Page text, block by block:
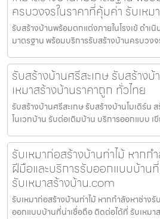
ครบวงจรในราคาที่คุ้มค่า รับเห
รับสร้างบ้านพร้อมตกแต่งภายในโรงเข้ ดำเ
มาตรฐาน พร้อมบริการรับสร้างบ้านครบวง
รับสร้างบ้านศรีสะเกษ รับสร้าง
เหมาสร้างบ้านราคาถูก ทั่วไทย
รับสร้างบ้านศรีสะเกษ รับสร้างบ้านโมเดิร์น
โนเวทบ้าน รับต่อเติมบ้าน บริการออกแบบ
รับเหมาก่อสร้างบ้านท่าไม้ หากก
ฝีมือและบริการรับออกแบบบ้าน
รับเหมาสร้างบ้าน.com
รับเหมาก่อสร้างบ้านท่าไม้ หากกำลังหาช่าง
ออกแบบบ้านที่น่าเชื่อถือ ติดต่อได้ที่ รับเหมา